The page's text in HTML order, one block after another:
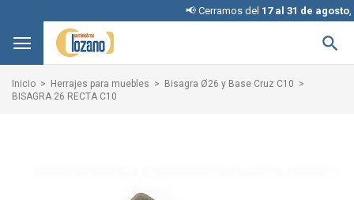
📢 Cerramos del17 al 31 de agosto,

Inicio Herrajes para muebles
Bisagra Ø26 y Base Cruz C10
BISAGRA 26 RECTA C10